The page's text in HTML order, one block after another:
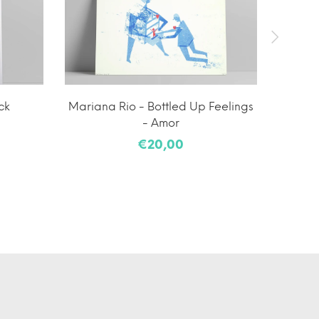
Mariana Rio - Bottled Up Feelings
- Amor
€20,00